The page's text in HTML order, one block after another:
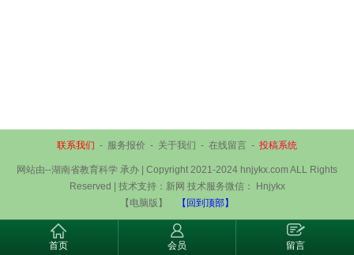
联系我们 - 服务报价 - 关于我们 - 在线留言 - 投稿系统
网站由--湖南省教育科学 承办 | Copyright 2021-2024 hnjykx.com ALL Rights
Reserved | 技术支持：新网 技术服务微信： Hnjykx
【电脑版】
【回到顶部】
首页 会员 留言